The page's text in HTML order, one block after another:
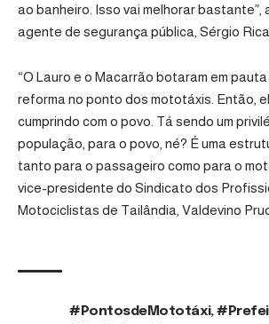
ao banheiro. Isso vai melhorar bastante”,
agente de segurança pública, Sérgio
“O Lauro e o Macarrão botaram em
reforma no ponto dos mototáxis. Então,
cumprindo com o povo. Tá sendo um
população, para o povo, né? É uma
tanto para o passageiro como para o
vice-presidente do Sindicato dos
Motociclistas de Tailândia, Valdevino
#PontosdeMototáxi,